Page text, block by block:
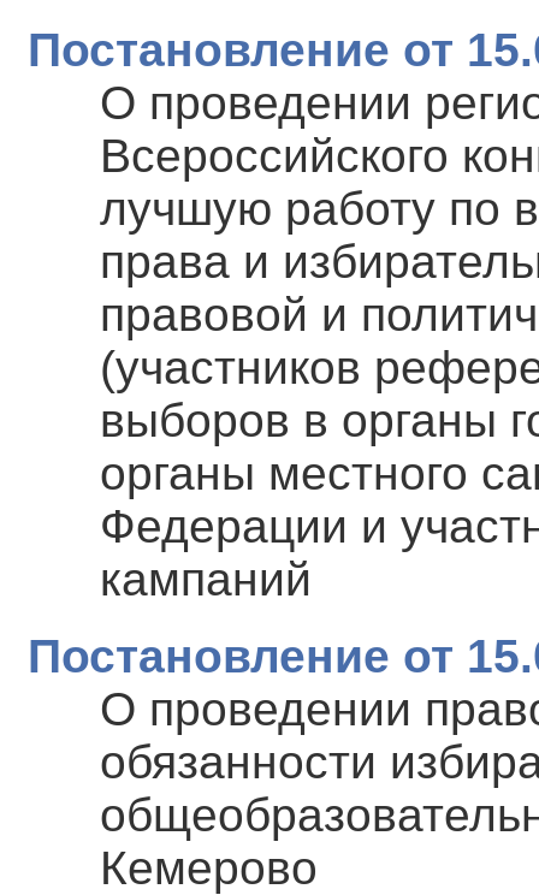
Постановление от
О проведении
Всероссийского
лучшую работу по
права и
правовой и
(участников
выборов в органы
органы местного
Федерации и
кампаний
Постановление от
О проведении
обязанности
Кемерово